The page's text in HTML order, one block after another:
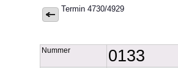
Termin 4730/4929
Nummer 0133